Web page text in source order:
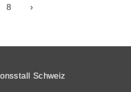
8 ›
Schweiz